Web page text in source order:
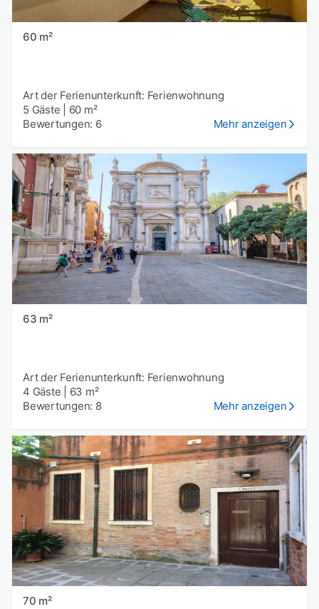
60 m²
Art der Ferienunterkunft: Ferienwohnung
5 Gäste
60 m²
Bewertungen: 6
Mehr anzeigen
63 m²
Art der Ferienunterkunft: Ferienwohnung
4 Gäste
63 m²
Bewertungen: 8
Mehr anzeigen
70 m²